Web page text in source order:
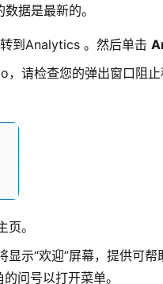
据是最新的。
到Analytics 。然后单击
请检查您的弹出窗口阻
。
示“欢迎”屏幕，提供可
问号以打开菜单。